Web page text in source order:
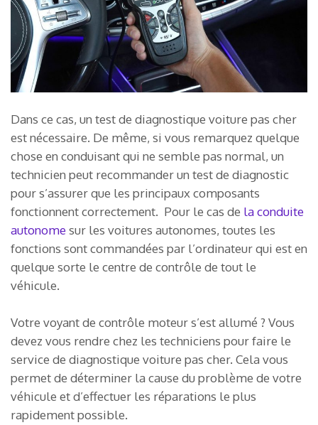
Dans ce cas, un test de diagnostique voiture pas cher
est nécessaire. De même, si vous remarquez quelque
chose en conduisant qui ne semble pas normal, un
technicien peut recommander un test de diagnostic
pour s’assurer que les principaux composants
fonctionnent correctement. Pour le cas de la conduite
autonomesur les voitures autonomes, toutes les
fonctions sont commandées par l’ordinateur qui est en
quelque sorte le centre de contrôle de tout le
véhicule.
Votre voyant de contrôle moteur s’est allumé ? Vous
devez vous rendre chez les techniciens pour faire le
service de diagnostique voiture pas cher. Cela vous
permet de déterminer la cause du problème de votre
véhicule et d’effectuer les réparations le plus
rapidement possible.